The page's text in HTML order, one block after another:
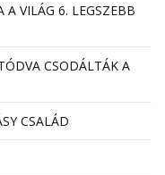
A VILÁG 6. LEGSZEBB
CSODÁLTÁK A
CSALÁD